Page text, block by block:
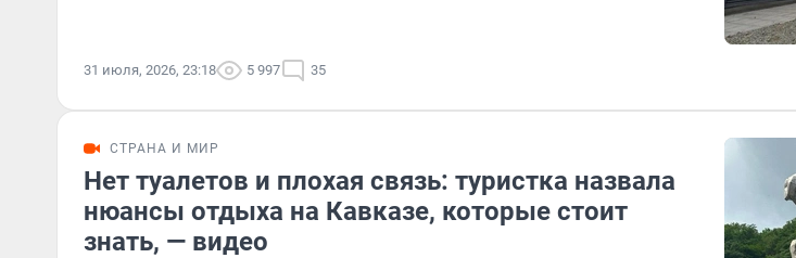
31 июля, 2026, 23:18 5 997 35
СТРАНА И МИР
Нет туалетов и плохая связь: туристка назвала
нюансы отдыха на Кавказе, которые стоит
знать, — видео